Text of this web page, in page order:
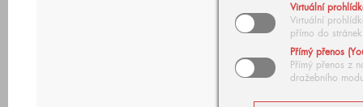
Virtuální
Virtuální
přímo do stránek
Přímý přenos
Přímý přenos z
dražebního